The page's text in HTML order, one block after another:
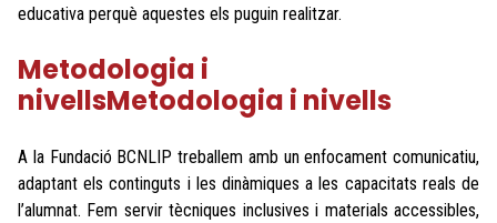
educativa perquè aquestes els puguin realitzar.
Metodologia i
nivellsMetodologia i nivells
A la Fundació BCNLIP treballem amb un enfocament comunicatiu,
adaptant els continguts i les dinàmiques a les capacitats reals de
l’alumnat. Fem servir tècniques inclusives i materials accessibles,